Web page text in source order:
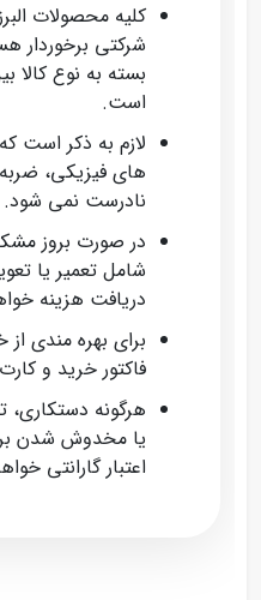
کلیه محصولات
شرکتی برخوردار
است.
لازم به ذکر است
های فیزیکی،
نادرست نمی‌ شود.
در صورت بروز
شامل تعمیر یا
دریافت هزینه
برای بهره‌ مندی
فاکتور خرید و
هرگونه دستکاری،
یا مخدوش شدن
اعتبار گارانتی